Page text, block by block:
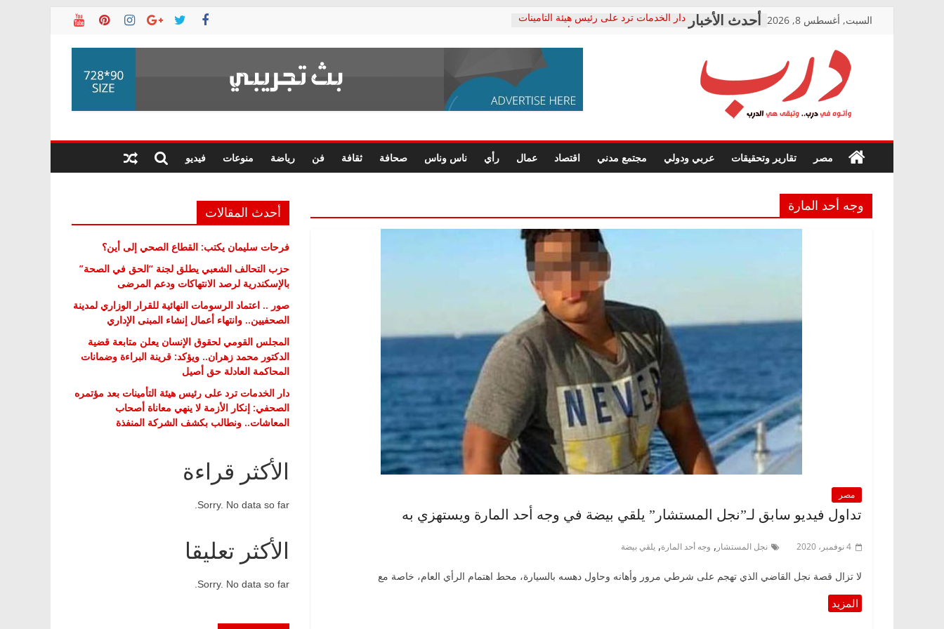
السبت, أغسطس 8, 2026
دار الخدمات ترد على رئيس هيئة التأمينات
معاناة أصحاب المعاشات.. ونطالب بكشف
فرحات سليمان يكتب: القطاع الصحي إلى
حزب التحالف الشعبي يطلق لجنة “الحق
صور .. اعتماد الرسومات النهائية للقرار
الوزاري لمدينة الصحفيين.. وانتهاء أعمال
إنشاء المبنى الإداري
قرينة البراءة وضمانات المحاكمة العادلة
حق أصيل
درب
في
درب..
هي
الدرب
مصر تقارير وتحقيقات عربي ودولي مجتمع مدني اقتصاد عمال رأي ناس وناس صحافة ثقافة فن رياضة منوعات فيديو
وجه أحد المارة
مصر
تداول فيديو سابق لـ”نجل المستشار” يلقي بيضة في وجه أحد المارة ويستهزي به
4 نوفمبر، 2020 نجل المستشار , وجه أحد المارة, يلقي بيضة
لا تزال قصة نجل القاضي الذي تهجم على شرطي مرور وأهانه وحاول دهسه بالسيارة، محط اهتمام الرأي العام، خاصة مع
أحدث المقالات
فرحات سليمان يكتب: القطاع الصحي إلى أين؟
حزب التحالف الشعبي يطلق لجنة “الحق في الصحة”
بالإسكندرية لرصد الانتهاكات ودعم المرضى
صور .. اعتماد الرسومات النهائية للقرار الوزاري لمدينة
الصحفيين.. وانتهاء أعمال إنشاء المبنى الإداري
المجلس القومي لحقوق الإنسان يعلن متابعة قضية
الدكتور محمد زهران.. ويؤكد: قرينة البراءة وضمانات
المحاكمة العادلة حق أصيل
دار الخدمات ترد على رئيس هيئة التأمينات بعد مؤتمره
الصحفي: إنكار الأزمة لا ينهي معاناة أصحاب
المعاشات.. ونطالب بكشف الشركة المنفذة
الأكثر قراءة
Sorry. No data so far.
الأكثر تعليقا
Sorry. No data so far.